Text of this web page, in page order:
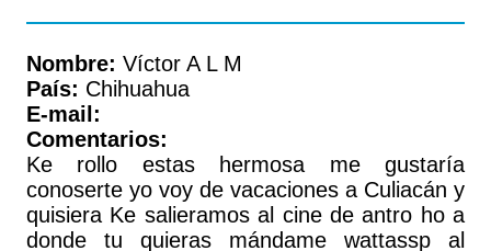
Nombre: Víctor A L M
País: Chihuahua
E-mail:
Comentarios:
Ke rollo estas hermosa me gustaría
conoserte yo voy de vacaciones a Culiacán y
quisiera Ke salieramos al cine de antro ho a
donde tu quieras mándame wattassp al